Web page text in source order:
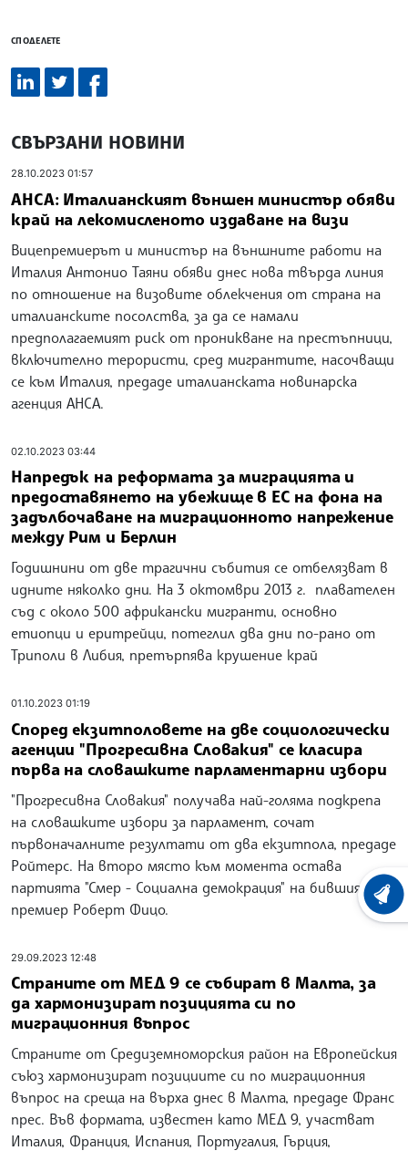
СПОДЕЛЕТЕ
СВЪРЗАНИ НОВИНИ
28.10.2023 01:57
АНСА: Италианският външен министър обяви
край на лекомисленото издаване на визи
Вицепремиерът и министър на външните работи на
Италия Антонио Таяни обяви днес нова твърда линия
по отношение на визовите облекчения от страна на
италианските посолства, за да се намали
предполагаемият риск от проникване на престъпници,
включително терористи, сред мигрантите, насочващи
се към Италия, предаде италианската новинарска
агенция АНСА.
02.10.2023 03:44
Напредък на реформата за миграцията и
предоставянето на убежище в ЕС на фона на
задълбочаване на миграционното напрежение
между Рим и Берлин
Годишнини от две трагични събития се отбелязват в
идните няколко дни. На 3 октомври 2013 г. плавателен
съд с около 500 африкански мигранти, основно
етиопци и еритрейци, потеглил два дни по-рано от
Триполи в Либия, претърпява крушение край
01.10.2023 01:19
Според екзитполовете на две социологически
агенции "Прогресивна Словакия" се класира
първа на словашките парламентарни избори
"Прогресивна Словакия" получава най-голяма подкрепа
на словашките избори за парламент, сочат
първоначалните резултати от два екзитпола, предаде
Ройтерс. На второ място към момента остава
партията "Смер - Социална демокрация" на бившия
премиер Роберт Фицо.
29.09.2023 12:48
Страните от МЕД 9 се събират в Малта, за
да хармонизират позицията си по
миграционния въпрос
Страните от Средиземноморския район на Европейския
съюз хармонизират позициите си по миграционния
въпрос на среща на върха днес в Малта, предаде Франс
прес. Във формата, известен като МЕД 9, участват
Италия, Франция, Испания, Португалия, Гърция,